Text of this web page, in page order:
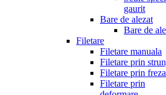
gaurit
Bare de alezat
Bare de
Filetare
Filetare manuala
Filetare prin
Filetare prin
Filetare prin